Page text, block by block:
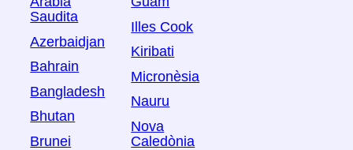
Saudita
Azerbaidjan
Bahrain
Bangladesh
Bhutan
Brunei
Illes Cook
Kiribati
Micronèsia
Nauru
Nova
Caledònia